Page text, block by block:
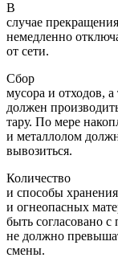
В
случае
немедленно
от сети.
Сбор
мусора и отходов,
должен
тару. По мере
и металлолом
вывозиться.
Количество
и способы
и огнеопасных
быть согласовано
не должно
смены.